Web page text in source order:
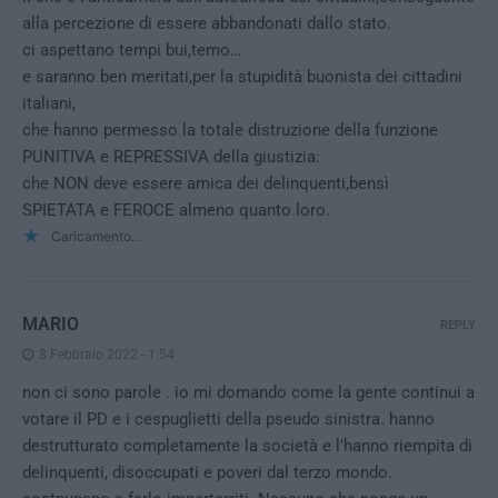
alla percezione di essere abbandonati dallo stato.
ci aspettano tempi bui,temo…
e saranno ben meritati,per la stupidità buonista dei cittadini
italiani,
che hanno permesso la totale distruzione della funzione
PUNITIVA e REPRESSIVA della giustizia:
che NON deve essere amica dei delinquenti,bensì
SPIETATA e FEROCE almeno quanto loro.
Caricamento...
MARIO
8 Febbraio 2022 - 1:54
non ci sono parole . io mi domando come la gente continui a
votare il PD e i cespuglietti della pseudo sinistra. hanno
destrutturato completamente la società e l’hanno riempita di
delinquenti, disoccupati e poveri dal terzo mondo.
REPLY